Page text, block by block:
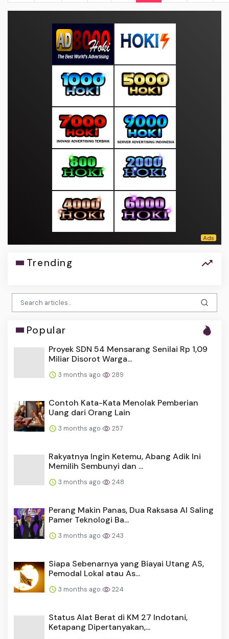
Trending
Popular
Proyek SDN 54 Mensarang Senilai Rp 1,09
Miliar Disorot Warga...
3 months ago 289
Contoh Kata-Kata Menolak Pemberian
Uang dari Orang Lain
3 months ago 257
Rakyatnya Ingin Ketemu, Abang Adik Ini
Memilih Sembunyi dan ...
3 months ago 248
Perang Makin Panas, Dua Raksasa AI Saling
Pamer Teknologi Ba...
3 months ago 243
Siapa Sebenarnya yang Biayai Utang AS,
Pemodal Lokal atau As...
3 months ago 224
Status Alat Berat di KM 27 Indotani,
Ketapang Dipertanyakan,...